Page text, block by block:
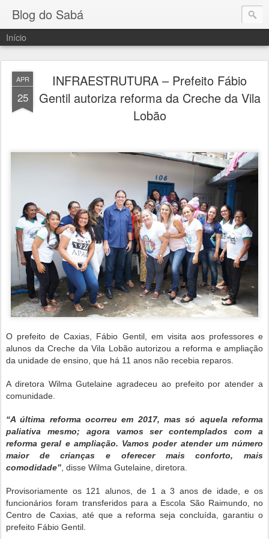
Blog do Sabá
Início
APR
25
INFRAESTRUTURA – Prefeito Fábio
Gentil autoriza reforma da Creche da Vila
Lobão
O prefeito de Caxias, Fábio Gentil, em visita aos professores e
alunos da Creche da Vila Lobão autorizou a reforma e ampliação
da unidade de ensino, que há 11 anos não recebia reparos.
A diretora Wilma Gutelaine agradeceu ao prefeito por atender a
comunidade.
“A última reforma ocorreu em 2017, mas só aquela reforma
paliativa mesmo; agora vamos ser contemplados com a
reforma geral e ampliação. Vamos poder atender um número
maior de crianças e oferecer mais conforto, mais
comodidade” , disse Wilma Gutelaine, diretora.
Provisoriamente os 121 alunos, de 1 a 3 anos de idade, e os
funcionários foram transferidos para a Escola São Raimundo, no
Centro de Caxias, até que a reforma seja concluída, garantiu o
prefeito Fábio Gentil.